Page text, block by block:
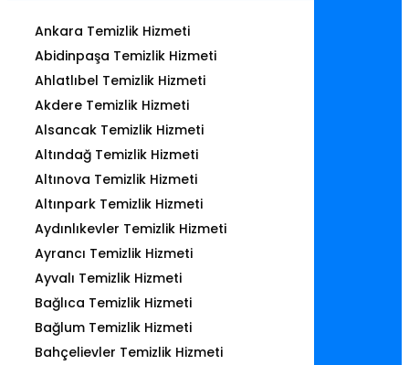
Ankara Temizlik Hizmeti
Abidinpaşa Temizlik Hizmeti
Ahlatlıbel Temizlik Hizmeti
Akdere Temizlik Hizmeti
Alsancak Temizlik Hizmeti
Altındağ Temizlik Hizmeti
Altınova Temizlik Hizmeti
Altınpark Temizlik Hizmeti
Aydınlıkevler Temizlik Hizmeti
Ayrancı Temizlik Hizmeti
Ayvalı Temizlik Hizmeti
Bağlıca Temizlik Hizmeti
Bağlum Temizlik Hizmeti
Bahçelievler Temizlik Hizmeti